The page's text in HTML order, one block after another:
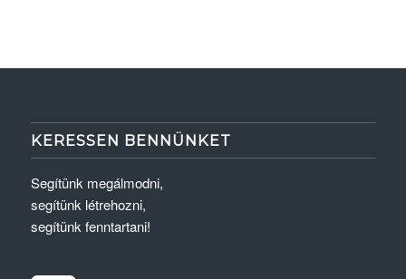
KERESSEN BENNÜNKET
Segítünk megálmodni,
segítünk létrehozni,
segítünk fenntartani!